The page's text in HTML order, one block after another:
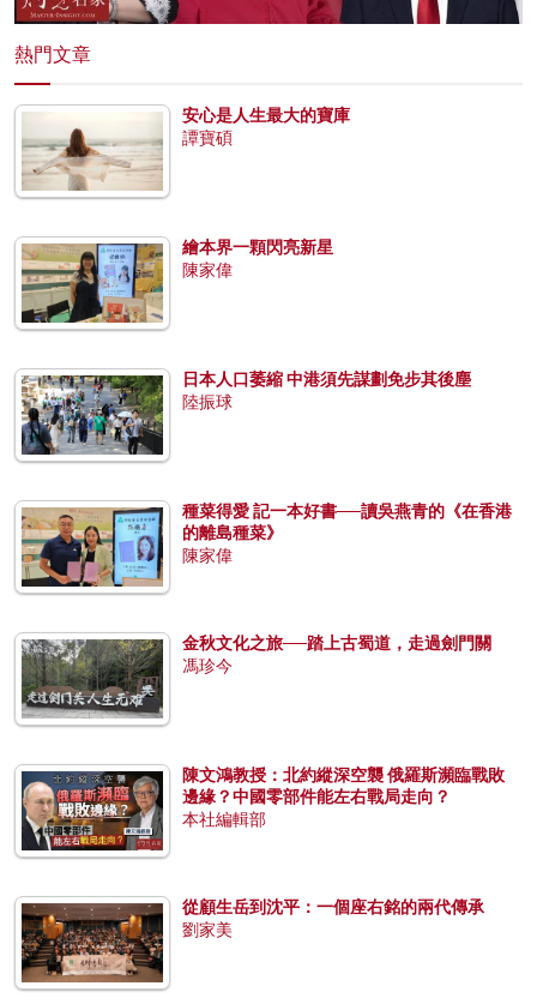
熱門文章
安心是人生最大的寶庫
譚寶碩
繪本界一顆閃亮新星
陳家偉
日本人口萎縮 中港須先謀劃免步其後塵
陸振球
種菜得愛 記一本好書──讀吳燕青的《在香港
的離島種菜》
陳家偉
金秋文化之旅──踏上古蜀道，走過劍門關
馮珍今
陳文鴻教授：北約縱深空襲 俄羅斯瀕臨戰敗
邊緣？中國零部件能左右戰局走向？
本社編輯部
從顧生岳到沈平：一個座右銘的兩代傳承
劉家美